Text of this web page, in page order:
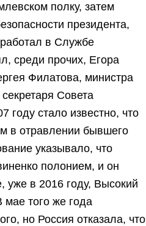
полку, затем
президента,
в Службе
среди прочих, Егора
Филатова, министра
Совета
году стало известно, что
в отравлении бывшего
указывало, что
полонием, и он
уже в 2016 году, Высокий
мае того же года
но Россия отказала, что